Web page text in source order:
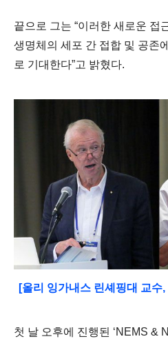
끝으로 그는 “이러한 새로운 접
생명체의 세포 간 접합 및 공존
로 기대한다”고 밝혔다.
[올리 잉가내스 린셰핑대 교수
첫 날 오후에 진행된 ‘NEMS &